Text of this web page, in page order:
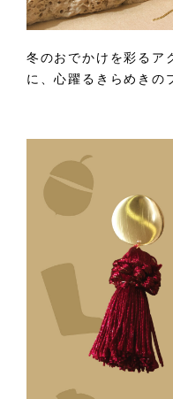
冬のおでかけを彩るア
に、心躍るきらめきの